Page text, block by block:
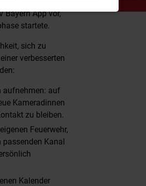
Bayern App vor,
startete.
sich zu
verbesserten
aufnehmen: auf
Kameradinnen
zu bleiben.
Feuerwehr,
passenden Kanal
Kalender